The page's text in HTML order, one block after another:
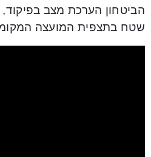
הביטחון הערכת מצב
שטח בתצפית המועצה